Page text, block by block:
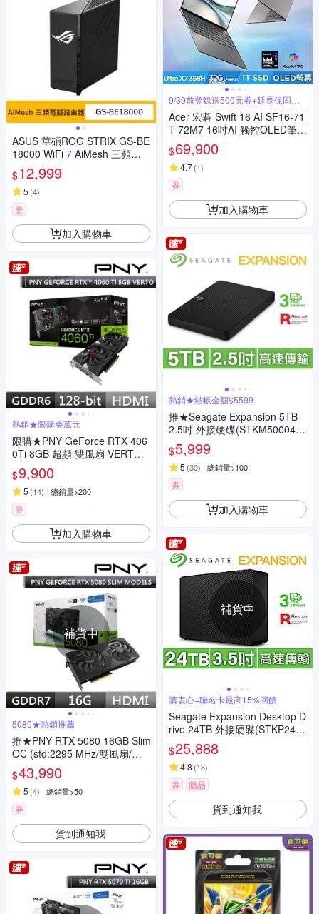
ASUS 華碩ROG STRIX GS-BE
18000 WiFi 7 AiMesh 三頻電
競路由器
$12,999
5 (4)
券
加入購物車
熱銷★限購免萬元
限購★PNY GeForce RTX 406
0Ti 8GB 超頻 雙風扇 VERTO
款 VCG4060T8DFXPB1-O 顯
示卡RTX4060Ti
$9,900
5 (14) 總銷量>200
券
加入購物車
補貨中
5080★熱銷推薦
推★PNY RTX 5080 16GB Slim
OC (std:2295 MHz/雙風扇/薄
型顯卡/2槽)-VCG508016DFSX
PB1-O
$43,990
5 (4) 總銷量>50
券
貨到通知我
9/30前登錄送500元券+延長保固一
Acer 宏碁 Swift 16 AI SF16-71
T-72M7 16吋AI 觸控OLED筆電
(Core Ultra X7 358H/32G/1TB/
Win11)
$69,900
4.7(1)
券
加入購物車
熱銷★結帳金額$5599
推★Seagate Expansion 5TB
2.5吋 外接硬碟(STKM500040
0)
$5,999
5 (39) 總銷量>100
券
加入購物車
補貨中
購衷心+聯名卡最高15%回饋
Seagate Expansion Desktop D
rive 24TB 外接硬碟(STKP2400
0400)
$25,888
4.8 (13)
券 贈品
貨到通知我